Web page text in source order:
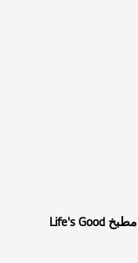
مطبخ Life's Good